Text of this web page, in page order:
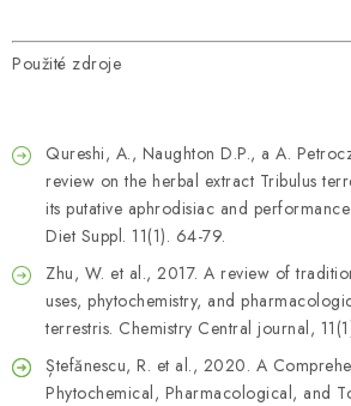
Použité zdroje
Qureshi, A., Naughton D.P., a A.
review on the herbal extract Tribulus
its putative aphrodisiac and
Diet Suppl. 11(1). 64-79.
Zhu, W. et al., 2017. A review of
uses, phytochemistry, and
terrestris. Chemistry Central journal,
Ștefănescu, R. et al., 2020. A
Phytochemical, Pharmacological, and